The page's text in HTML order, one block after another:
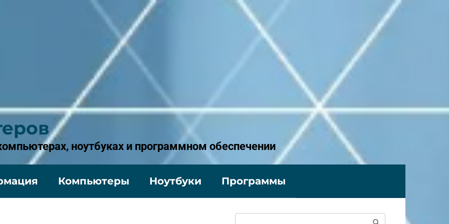
ноутбуках и программном обеспечении
Компьютеры Ноутбуки Программы